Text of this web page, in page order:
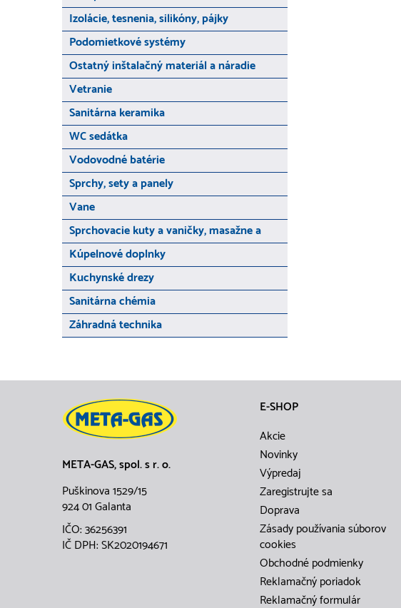
Izolácie, tesnenia, silikóny, pájky
Podomietkové systémy
Ostatný inštalačný materiál a náradie
Vetranie
Sanitárna keramika
WC sedátka
Vodovodné batérie
Sprchy, sety a panely
Vane
Sprchovacie kuty a vaničky, masažne a
Kúpelnové doplnky
Kuchynské drezy
Sanitárna chémia
Záhradná technika
META-GAS, spol. s r. o.
Puškinova 1529/15
924 01 Galanta
IČO: 36256391
IČ DPH: SK2020194671
E-SHOP
Akcie
Novinky
Výpredaj
Zaregistrujte sa
Doprava
Zásady používania súborov
cookies
Obchodné podmienky
Reklamačný poriadok
Reklamačný formulár